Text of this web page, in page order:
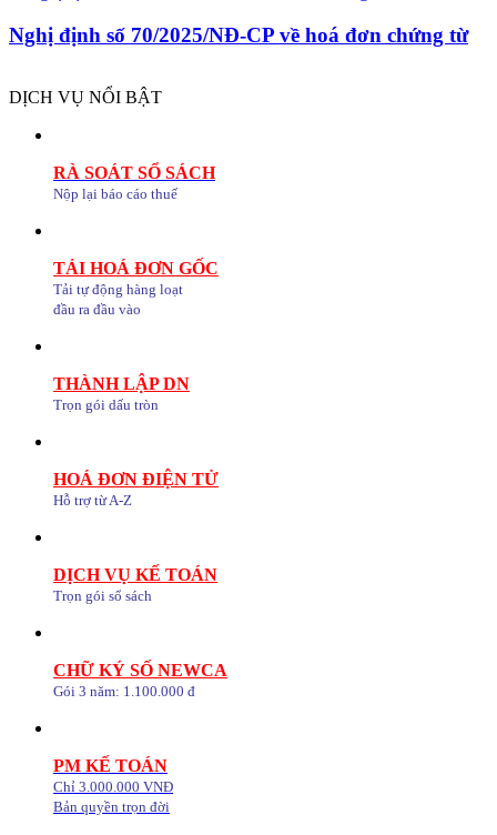
Nghị định số 70/2025/NĐ-CP về hoá đơn chứng từ
DỊCH VỤ NỔI BẬT
RÀ SOÁT SỔ SÁCH
Nộp lại báo cáo thuế
TẢI HOÁ ĐƠN GỐC
Tải tự động hàng loạt
đầu ra đầu vào
THÀNH LẬP DN
Trọn gói dấu tròn
HOÁ ĐƠN ĐIỆN TỬ
Hỗ trợ từ A-Z
DỊCH VỤ KẾ TOÁN
Trọn gói sổ sách
CHỮ KÝ SỐ NEWCA
Gói 3 năm: 1.100.000 đ
PM KẾ TOÁN
Chỉ 3.000.000 VNĐ
Bản quyền trọn đời